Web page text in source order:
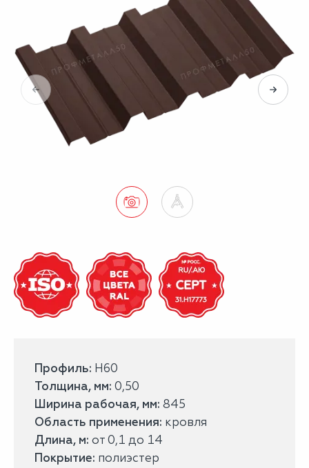
Профиль: H60
Толщина, мм: 0,50
Ширина рабочая, мм: 845
Область применения: кровля
Длина, м: от 0,1 до 14
Покрытие: полиэстер